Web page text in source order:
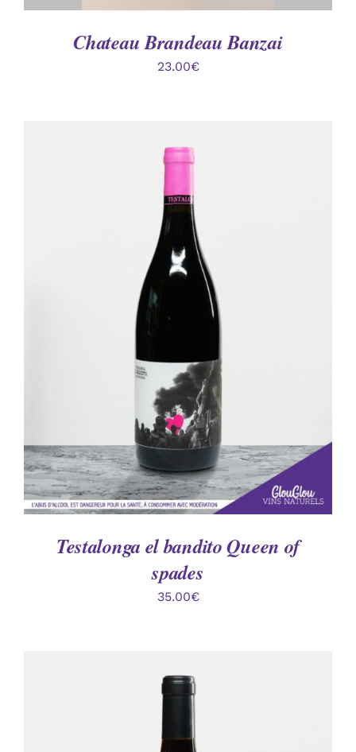
Chateau Brandeau Banzai
23.00€
AJOUTER AU PANIER
Testalonga el bandito Queen of
spades
35.00€